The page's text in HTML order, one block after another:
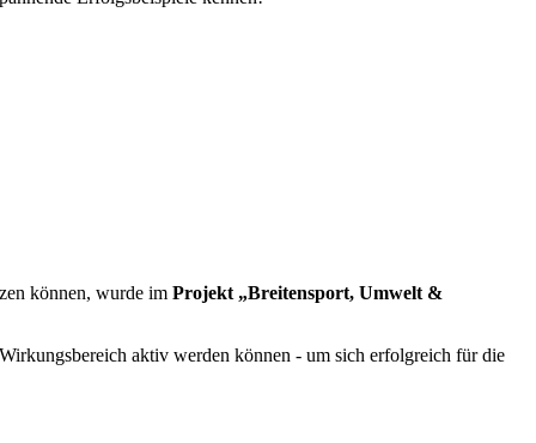
können, wurde im Projekt „Breitensport, Umwelt &
aktiv werden können - um sich erfolgreich für die